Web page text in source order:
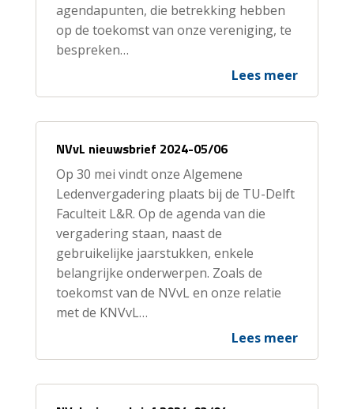
agendapunten, die betrekking hebben
op de toekomst van onze vereniging, te
bespreken…
Lees meer
NVvL nieuwsbrief 2024-05/06
Op 30 mei vindt onze Algemene
Ledenvergadering plaats bij de TU-Delft
Faculteit L&R. Op de agenda van die
vergadering staan, naast de
gebruikelijke jaarstukken, enkele
belangrijke onderwerpen. Zoals de
toekomst van de NVvL en onze relatie
met de KNVvL…
Lees meer